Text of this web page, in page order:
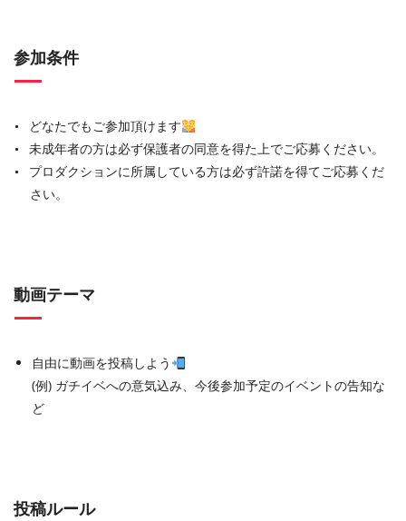
参加条件
どなたでもご参加頂けます
未成年者の方は必ず保護者の同意を得た上でご応募ください。
プロダクションに所属している方は必ず許諾を得てご応募くだ
さい。
動画テーマ
自由に動画を投稿しよう
(例) ガチイベへの意気込み、今後参加予定のイベントの告知な
ど
投稿ルール